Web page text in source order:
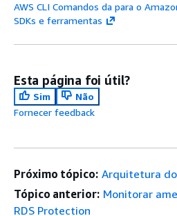
AWS CLI Comandos da para o
SDKs e ferramentas
Esta página foi útil?
Sim
Não
Fornecer feedback
Próximo tópico: Arquitetura do
Tópico anterior: Monitorar
RDS Protection